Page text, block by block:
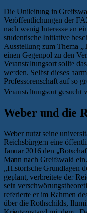
Die Unileitung in
Veröffentlichungen der
nach wenig Interesse an
studentische Initiative
Ausstellung zum Thema
einen Gegenpol zu den
Veranstaltungsort sollte
werden. Selbst dieses
Professorenschaft auf so
Veranstaltungsort gesucht
Weber und die
Weber nutzt seine
Reichsbürgern eine
Januar 2016 den
Mann nach Greifswald
„Historische Grundlagen
geplant, verbreitete der
sein
referierte er im Rahmen
über die Rothschilds,